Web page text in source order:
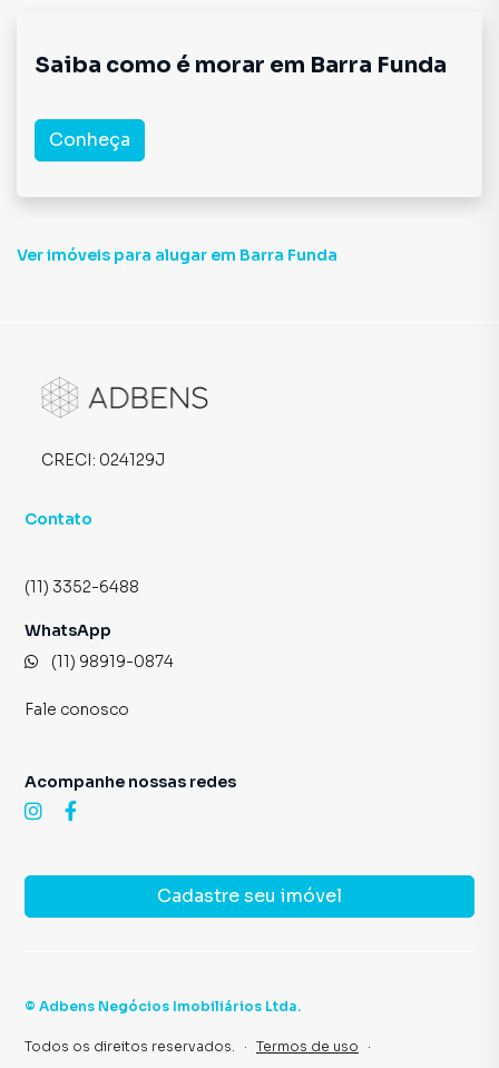
Saiba como é morar em Barra Funda
Conheça
Ver imóveis para alugar em Barra Funda
CRECI: 024129J
Contato
(11) 3352-6488
WhatsApp
(11) 98919-0874
Fale conosco
Cadastre seu imóvel
Acompanhe nossas redes
© Adbens Negócios Imobiliários Ltda.
Todos os direitos reservados. · Termos de uso ·